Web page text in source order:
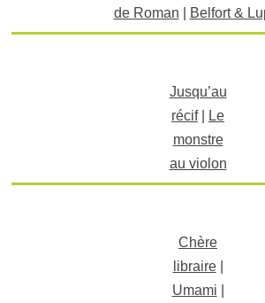
de Roman
Belfort &
Jusqu’au
récif|
Le
monstre
au violon
Chère
libraire|
Umami